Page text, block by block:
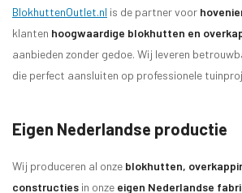
BlokhuttenOutlet.nl is de partner voor
klanten hoogwaardige blokhutten en
aanbieden zonder gedoe. Wij leveren
die perfect aansluiten op professionele
Eigen Nederlandse productie
Wij produceren al onze blokhutten,
constructies in onze eigen Nederlandse